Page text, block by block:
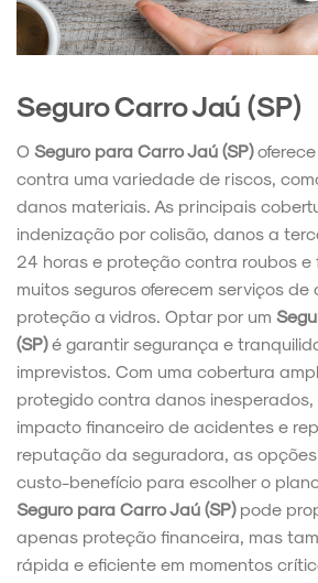
Seguro Carro Jaú (SP)
O Seguro para Carro Jaú (SP)
contra uma variedade de riscos,
danos materiais. As principais
indenização por colisão, danos a
24 horas e proteção contra roubos e
muitos seguros oferecem serviços de
proteção a vidros. Optar por um
(SP)é garantir segurança e
imprevistos. Com uma cobertura
protegido contra danos inesperados,
impacto financeiro de acidentes e
reputação da seguradora, as
custo-benefício para escolher o
Seguro para Carro Jaú (SP)pode
apenas proteção financeira, mas
rápida e eficiente em momentos